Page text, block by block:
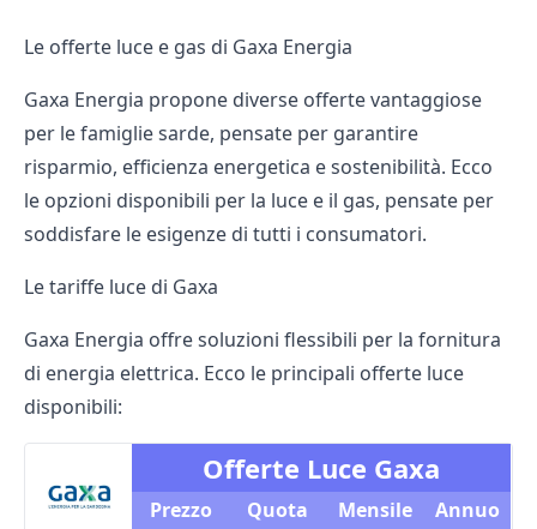
Le offerte luce e gas di Gaxa Energia
Gaxa Energia propone diverse offerte vantaggiose
per le famiglie sarde, pensate per garantire
risparmio, efficienza energetica e sostenibilità. Ecco
le opzioni disponibili per la luce e il gas, pensate per
soddisfare le esigenze di tutti i consumatori.
Le tariffe luce di Gaxa
Gaxa Energia offre soluzioni flessibili per la fornitura
di energia elettrica. Ecco le principali offerte luce
disponibili:
Offerte Luce Gaxa
Prezzo
Quota
Mensile
Annuo